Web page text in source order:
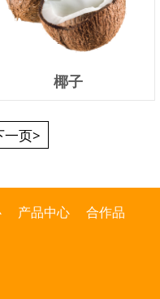
椰子
一页>
产品中心
合作品